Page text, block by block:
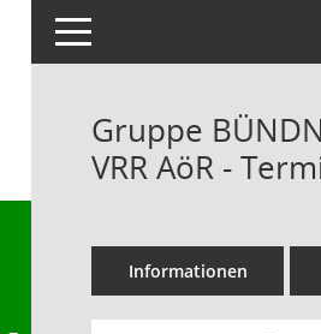
Toggle navigation
Gruppe
VRR AöR -
Informationen